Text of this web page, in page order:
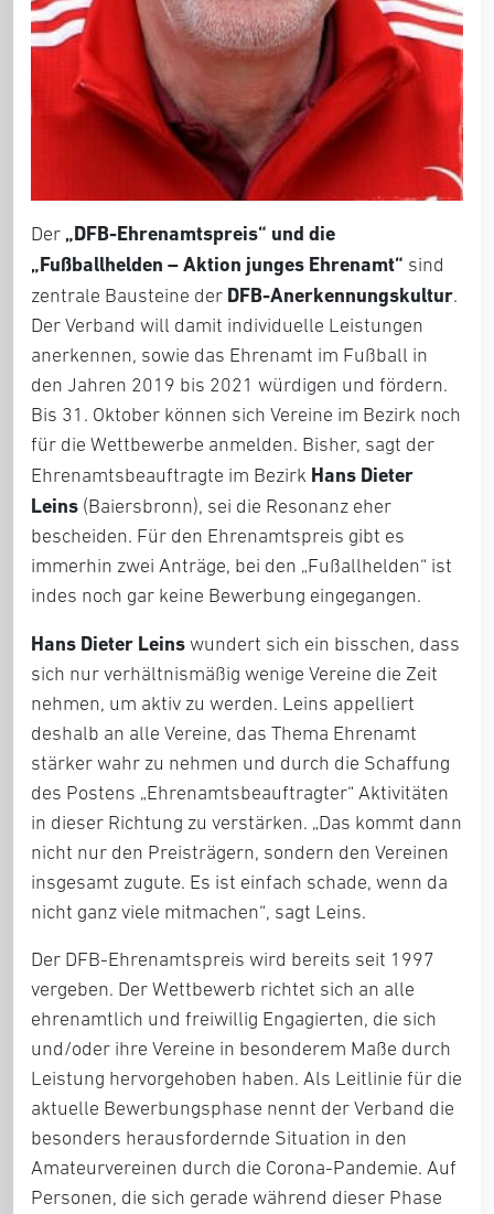
Der „DFB-Ehrenamtspreis“ und die
„Fußballhelden – Aktion junges Ehrenamt“ sind
zentrale Bausteine der DFB-Anerkennungskultur.
Der Verband will damit individuelle Leistungen
anerkennen, sowie das Ehrenamt im Fußball in
den Jahren 2019 bis 2021 würdigen und fördern.
Bis 31. Oktober können sich Vereine im Bezirk noch
für die Wettbewerbe anmelden. Bisher, sagt der
Ehrenamtsbeauftragte im Bezirk Hans Dieter
Leins (Baiersbronn), sei die Resonanz eher
bescheiden. Für den Ehrenamtspreis gibt es
immerhin zwei Anträge, bei den „Fußallhelden“ ist
indes noch gar keine Bewerbung eingegangen.
Hans Dieter Leins wundert sich ein bisschen, dass
sich nur verhältnismäßig wenige Vereine die Zeit
nehmen, um aktiv zu werden. Leins appelliert
deshalb an alle Vereine, das Thema Ehrenamt
stärker wahr zu nehmen und durch die Schaffung
des Postens „Ehrenamtsbeauftragter“ Aktivitäten
in dieser Richtung zu verstärken. „Das kommt dann
nicht nur den Preisträgern, sondern den Vereinen
insgesamt zugute. Es ist einfach schade, wenn da
nicht ganz viele mitmachen“, sagt Leins.
Der DFB-Ehrenamtspreis wird bereits seit 1997
vergeben. Der Wettbewerb richtet sich an alle
ehrenamtlich und freiwillig Engagierten, die sich
und/oder ihre Vereine in besonderem Maße durch
Leistung hervorgehoben haben. Als Leitlinie für die
aktuelle Bewerbungsphase nennt der Verband die
besonders herausfordernde Situation in den
Amateurvereinen durch die Corona-Pandemie. Auf
Personen, die sich gerade während dieser Phase